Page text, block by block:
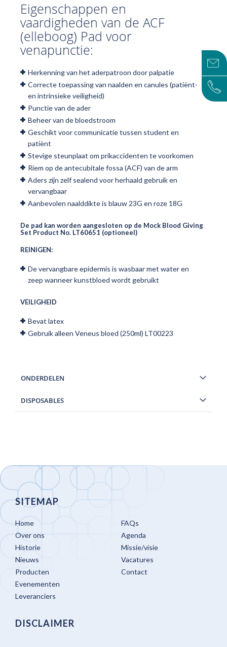
Eigenschappen en
vaardigheden van de ACF
(elleboog) Pad voor
venapunctie:
Herkenning van het aderpatroon door palpatie
Correcte toepassing van naalden en canules (patiënt-
en intrinsieke veiligheid)
Punctie van de ader
Beheer van de bloedstroom
Geschikt voor communicatie tussen student en
patiënt
Stevige steunplaat om prikaccidenten te voorkomen
Riem op de antecubitale fossa (ACF) van de arm
Aders zijn zelf sealend voor herhaald gebruik en
vervangbaar
Aanbevolen naalddikte is blauw 23G en roze 18G
De pad kan worden aangesloten op de Mock Blood Giving
Set Product No. LT60651 (optioneel)
REINIGEN:
De vervangbare epidermis is wasbaar met water en
zeep wanneer kunstbloed wordt gebruikt
VEILIGHEID
Bevat latex
Gebruik alleen Veneus bloed (250ml) LT00223
ONDERDELEN
DISPOSABLES
SITEMAP
Home
Over ons
Historie
Nieuws
Producten
Evenementen
Leveranciers
FAQs
Agenda
Missie/visie
Vacatures
Contact
DISCLAIMER